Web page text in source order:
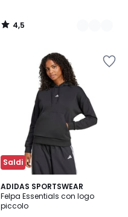
4,5
/
Saldi
ADIDAS SPORTSWEAR
Felpa Essentials con logo
piccolo
4,9
/ 5
3
Colori